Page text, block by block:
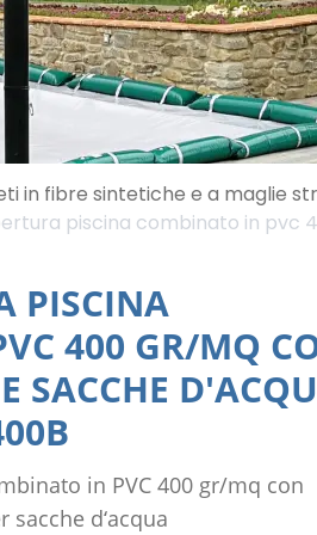
in fibre sintetiche e a maglie
piscina combinato in pvc
PISCINA
400 GR/MQ
SACCHE
in PVC 400 gr/mq con
d‘acqua